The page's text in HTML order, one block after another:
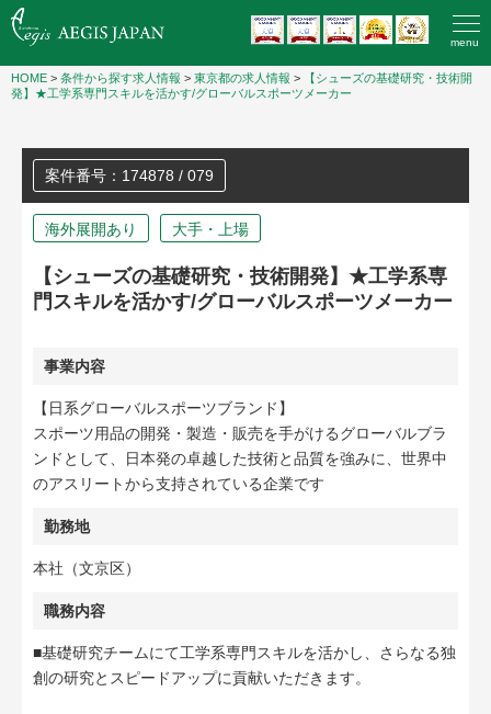
menu
HOME > 条件から探す求人情報 > 東京都の求人情報 >
【シューズの基礎研究・技術開
発】★工学系専門スキルを活かす/グローバルスポーツメーカー
案件番号：174878 / 079
海外展開あり 大手・上場
【シューズの基礎研究・技術開発】★工学系専
門スキルを活かす/グローバルスポーツメーカー
事業内容
【日系グローバルスポーツブランド】
スポーツ用品の開発・製造・販売を手がけるグローバルブラ
ンドとして、日本発の卓越した技術と品質を強みに、世界中
のアスリートから支持されている企業です
勤務地
本社（文京区）
職務内容
■基礎研究チームにて工学系専門スキルを活かし、さらなる独
創の研究とスピードアップに貢献いただきます。